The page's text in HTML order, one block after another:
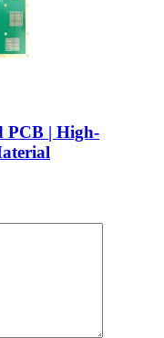
PCB | High-